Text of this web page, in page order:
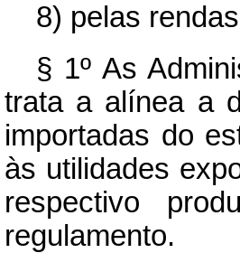
8) pelas
§ 1º As
trata a alínea a
importadas do
às utilidades
respectivo
regulamento.